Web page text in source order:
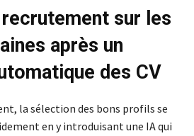
sur les
après un
des CV
la sélection des bons profils se
en y introduisant une IA qui